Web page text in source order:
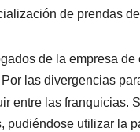
de prendas
de la empresa
las divergencias
entre las franquicias.
pudiéndose utilizar la